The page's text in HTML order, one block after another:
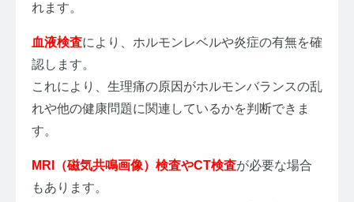
れます。
血液検査により、ホルモンレベルや炎症の有無を確
認します。
これにより、生理痛の原因がホルモンバランスの乱
れや他の健康問題に関連しているかを判断できま
す。
MRI（磁気共鳴画像）検査やCT検査が必要な場合
もあります。